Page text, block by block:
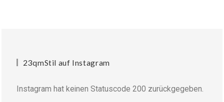
23qmStil auf Instagram
Instagram hat keinen Statuscode 200 zurückgegeben.